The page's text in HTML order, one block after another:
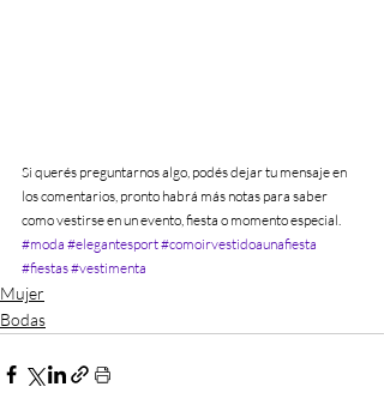
Si querés preguntarnos algo, podés dejar tu mensaje en
los comentarios, pronto habrá más notas para saber
como vestirse en un evento, fiesta o momento especial.
#moda #elegantesport#comoirvestidoaunafiesta
#fiestas#vestimenta
Mujer
Bodas